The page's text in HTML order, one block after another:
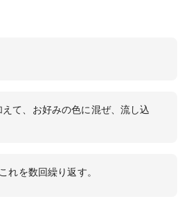
て、お好みの色に混ぜ、流し込
を数回繰り返す。